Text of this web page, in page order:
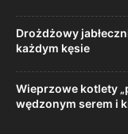
Drożdżowy
każdym kęsie
Wieprzowe kotlety
wędzonym serem i